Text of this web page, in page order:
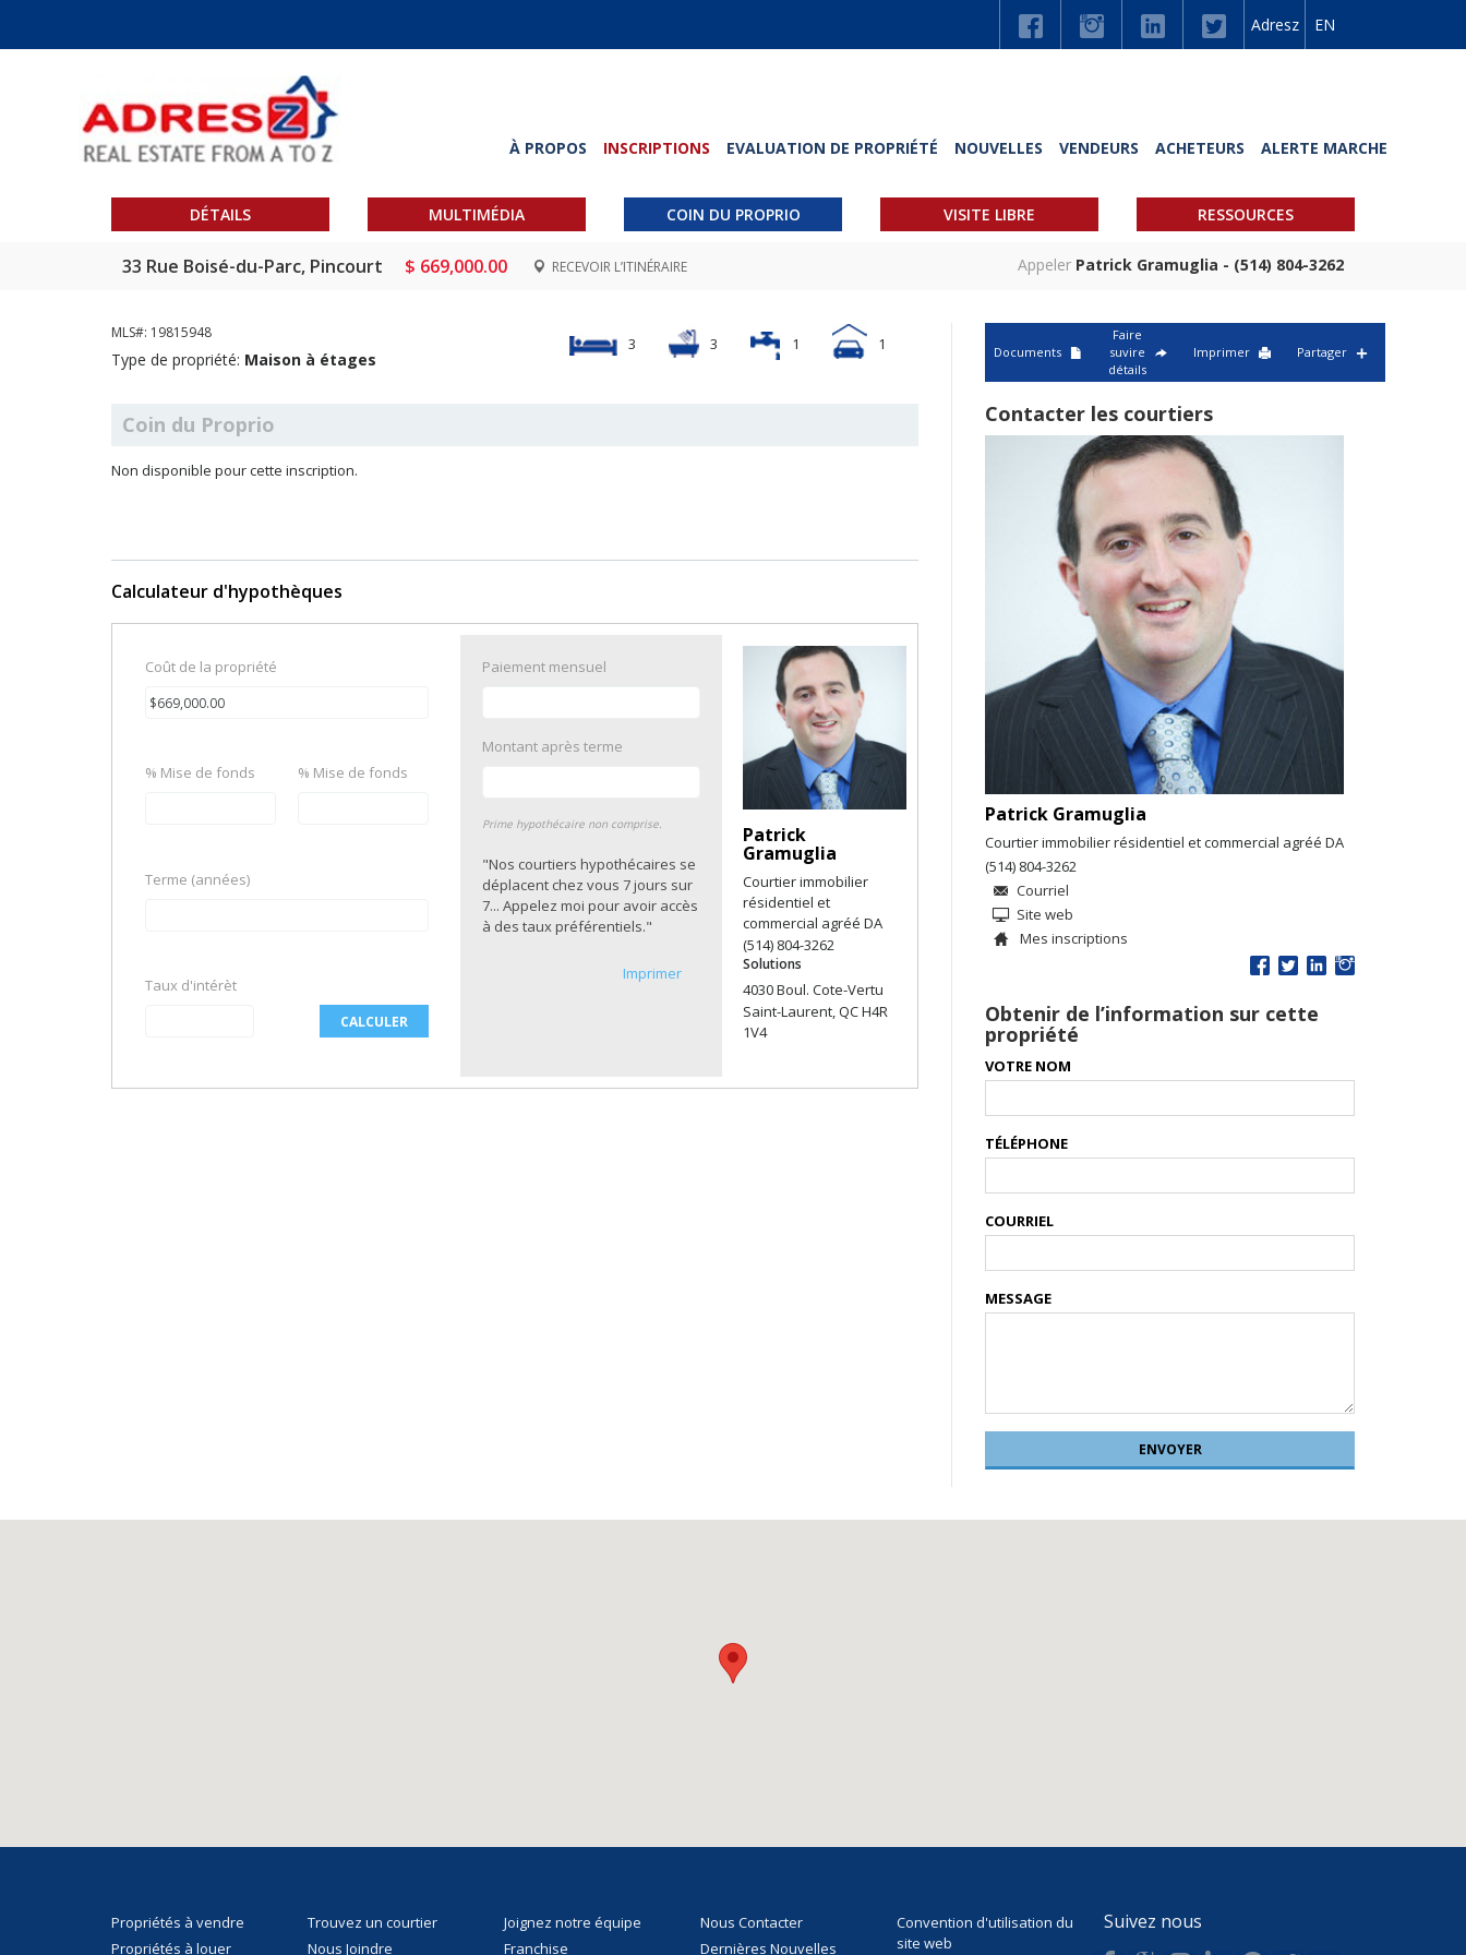
Adresz EN
À PROPOS INSCRIPTIONS EVALUATION DE PROPRIÉTÉ NOUVELLES VENDEURS ACHETEURS ALERTE MARCHE
DÉTAILS MULTIMÉDIA COIN DU PROPRIO VISITE LIBRE RESSOURCES
33 Rue Boisé-du-Parc, Pincourt $ 669,000.00 RECEVOIR L’ITINÉRAIRE Appeler Patrick Gramuglia - (514) 804-3262
MLS#: 19815948
Type de propriété: Maison à étages
3 3 1 1
Coin du Proprio
Non disponible pour cette inscription.
Calculateur d'hypothèques
Coût de la propriété
% Mise de fonds % Mise de fonds
Terme (années)
Taux d'intérèt
CALCULER
Paiement mensuel
Montant après terme
Prime hypothécaire non comprise.
"Nos courtiers hypothécaires se
déplacent chez vous 7 jours sur
7... Appelez moi pour avoir accès
à des taux préférentiels."
Imprimer
Patrick
Gramuglia
Courtier immobilier
résidentiel et
commercial agréé DA
(514) 804-3262
Solutions
4030 Boul. Cote-Vertu
Saint-Laurent, QC H4R
1V4
Documents
Faire
suvire
détails
Imprimer Partager
Contacter les courtiers
Patrick Gramuglia
Courtier immobilier résidentiel et commercial agréé DA
(514) 804-3262
Courriel
Site web
Mes inscriptions
Obtenir de l’information sur cette
propriété
VOTRE NOM
TÉLÉPHONE
COURRIEL
MESSAGE
ENVOYER
Propriétés à vendre
Propriétés à louer
Trouvez un courtier
Nous Joindre
Joignez notre équipe
Franchise
Nous Contacter
Dernières Nouvelles
Convention d'utilisation du
site web
Suivez nous